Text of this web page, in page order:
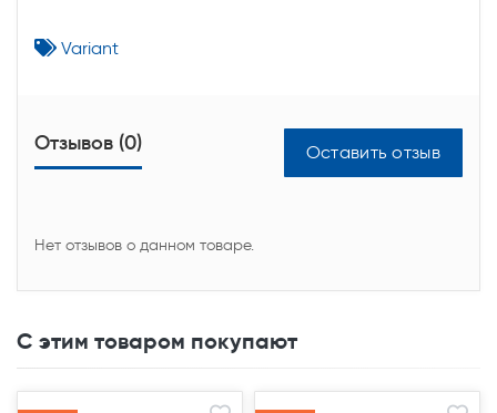
Variant
Отзывов (0) Оставить отзыв
Нет отзывов о данном товаре.
С этим товаром покупают